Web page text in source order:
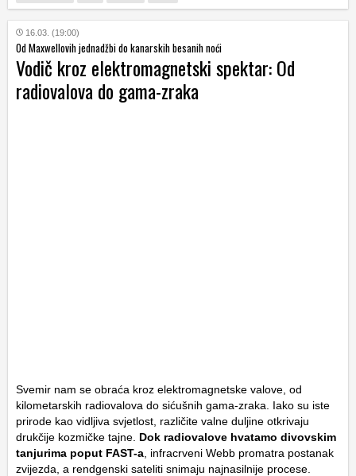
16.03. (19:00)
Od Maxwellovih jednadžbi do kanarskih besanih noći
Vodič kroz elektromagnetski spektar: Od
radiovalova do gama-zraka
Svemir nam se obraća kroz elektromagnetske valove, od
kilometarskih radiovalova do sićušnih gama-zraka. Iako su iste
prirode kao vidljiva svjetlost, različite valne duljine otkrivaju
drukčije kozmičke tajne. Dok radiovalove hvatamo divovskim
tanjurima poput FAST-a , infracrveni Webb promatra postanak
zvijezda, a rendgenski sateliti snimaju najnasilnije procese.